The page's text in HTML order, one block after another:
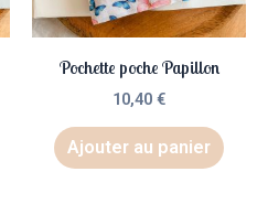
Pochette poche Papillon
10,40 €
Ajouter au panier